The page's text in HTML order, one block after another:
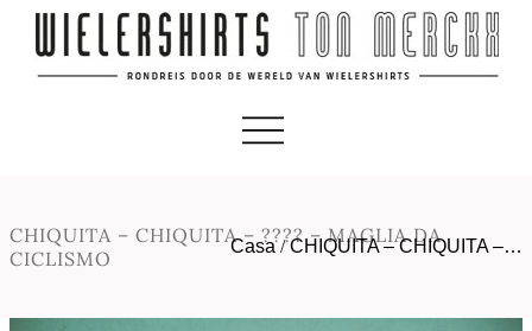
CHIQUITA – CHIQUITA – ???? – MAGLIA DA
CICLISMO
Casa/CHIQUITA – CHIQUITA –…